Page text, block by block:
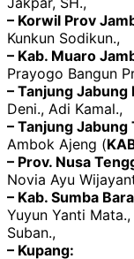
– Korwil Prov
Kunkun Sodikun.,
– Kab. Muaro
Prayogo Bangun
– Tanjung
Deni., Adi Kamal.,
– Tanjung
Ambok Ajeng (
– Prov. Nusa
Novia Ayu
– Kab. Sumba
Yuyun Yanti
Suban.,
– Kupang: